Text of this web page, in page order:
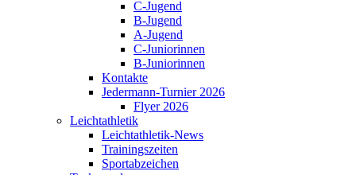
C-Jugend
B-Jugend
A-Jugend
C-Juniorinnen
B-Juniorinnen
Kontakte
Jedermann-Turnier 2026
Flyer 2026
Leichtathletik
Leichtathletik-News
Trainingszeiten
Sportabzeichen